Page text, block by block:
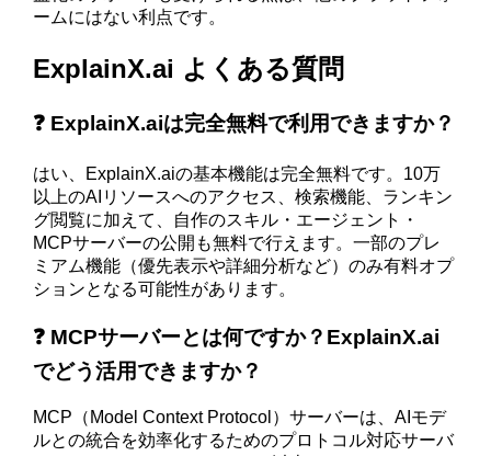
ームにはない利点です。
ExplainX.ai よくある質問
❓ ExplainX.aiは完全無料で利用できますか？
はい、ExplainX.aiの基本機能は完全無料です。10万
以上のAIリソースへのアクセス、検索機能、ランキン
グ閲覧に加えて、自作のスキル・エージェント・
MCPサーバーの公開も無料で行えます。一部のプレ
ミアム機能（優先表示や詳細分析など）のみ有料オプ
ションとなる可能性があります。
❓ MCPサーバーとは何ですか？ExplainX.ai
でどう活用できますか？
MCP（Model Context Protocol）サーバーは、AIモデ
ルとの統合を効率化するためのプロトコル対応サーバ